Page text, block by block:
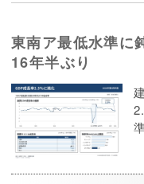
東南ア最低水準
16年半ぶり